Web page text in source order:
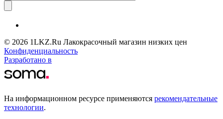
© 2026 1LKZ.Ru Лакокрасочный магазин низких цен
Конфиденциальность
Разработано в
На информационном ресурсе применяются рекомендательные
технологии.